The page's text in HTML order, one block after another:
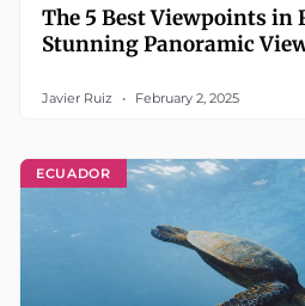
The 5 Best Viewpoints in
Stunning Panoramic
Javier Ruiz February 2, 2025
ECUADOR